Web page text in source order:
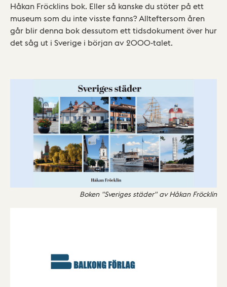
Håkan Fröcklins bok. Eller så kanske du stöter på ett
museum som du inte visste fanns? Allteftersom åren
går blir denna bok dessutom ett tidsdokument över hur
det såg ut i Sverige i början av 2000-talet.
Boken "Sveriges städer" av Håkan Fröcklin